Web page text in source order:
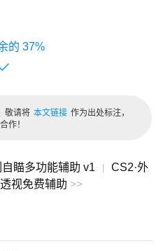
37%
敬请将 本文链接 作为出处标注，
作！
瞄多功能辅助 v1 |
CS2·外
视免费辅助 >>